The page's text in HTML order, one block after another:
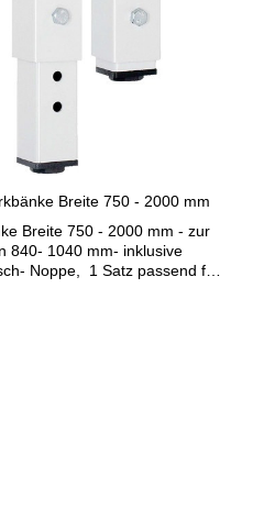
Breite 750 - 2000 mm
Breite 750 - 2000 mm - zur
840- 1040 mm- inklusive
Noppe, 1 Satz passend für